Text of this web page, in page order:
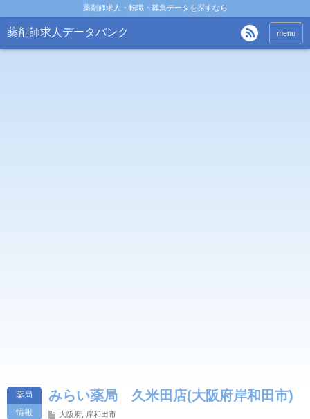
薬剤師求人・転職・募集データを探すなら
薬剤師求人データバンク menu
薬局
情報
みらい薬局 久米田店(大阪府岸和田市)
大阪府 岸和田市